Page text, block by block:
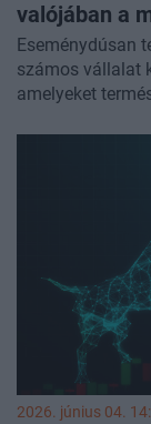
valójában a
Eseménydúsan
számos vállalat
amelyeket
hiszen fontos
hogy mit lehet
2026. június 04.